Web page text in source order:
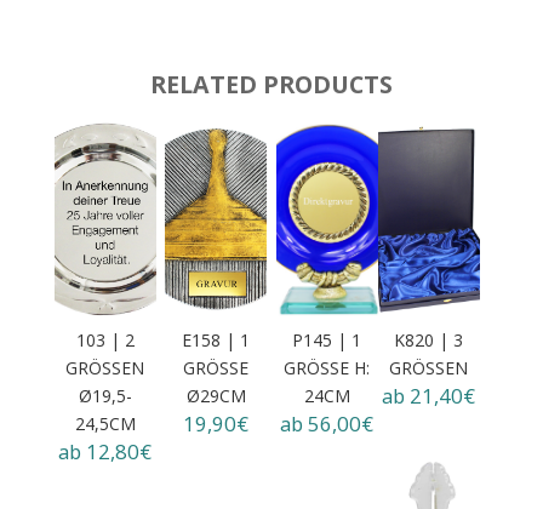
RELATED PRODUCTS
103 | 2
GRÖSSEN Ø
19,5-2
4,5CM
ab 12,80€
E158 | 1
GRÖSSE Ø
29CM
19,90€
P145 | 1
GRÖSSE H: 2
4CM
ab 56,00€
K820 | 3
GRÖSSEN
ab 21,40€